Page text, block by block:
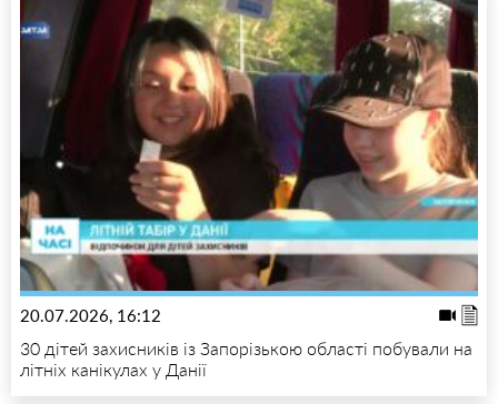
20.07.2026, 16:12
30 дітей захисників із Запорізькою області побували на
літніх канікулах у Данії